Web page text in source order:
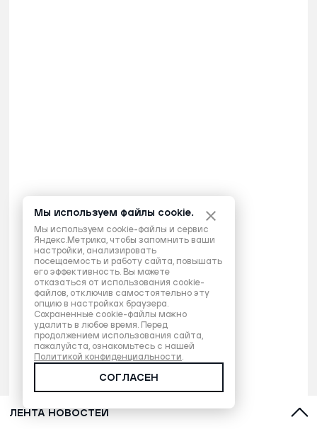
ЛЕНТА НОВОСТЕЙ
Мы используем файлы cookie.
Мы используем cookie-файлы и сервис
Яндекс.Метрика, чтобы запомнить ваши
настройки, анализировать
посещаемость и работу сайта, повышать
его эффективность. Вы можете
отказаться от использования cookie-
файлов, отключив самостоятельно эту
опцию в настройках браузера.
Сохраненные cookie-файлы можно
удалить в любое время. Перед
продолжением использования сайта,
пожалуйста, ознакомьтесь с нашей
Политикой конфиденциальности.
СОГЛАСЕН